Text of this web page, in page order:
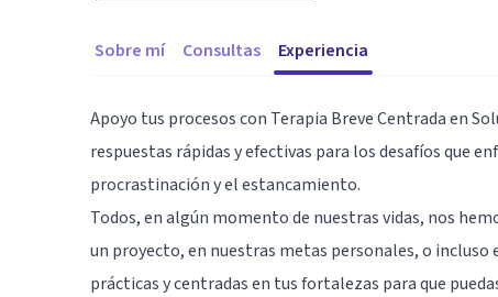
Sobre mí Consultas Experiencia
Apoyo tus procesos con Terapia Breve Centrada en
respuestas rápidas y efectivas para los desafíos que
procrastinación y el estancamiento.
Todos, en algún momento de nuestras vidas, nos
un proyecto, en nuestras metas personales, o
prácticas y centradas en tus fortalezas para que